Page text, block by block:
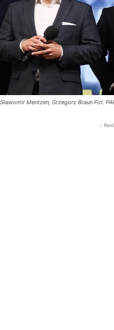
Sławomir Mentzen, Grzegorz Braun Fot.
-